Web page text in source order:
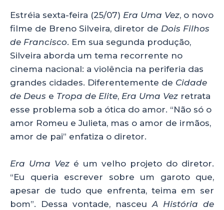
ts
A
p
p
e
b
o
o
k
e
dI
n
re
Estréia sexta-feira (25/07) Era Uma Vez, o novo
filme de Breno Silveira, diretor de Dois Filhos
de Francisco. Em sua segunda produção,
Silveira aborda um tema recorrente no
cinema nacional: a violência na periferia das
grandes cidades. Diferentemente de Cidade
de Deus e Tropa de Elite, Era Uma Vez retrata
esse problema sob a ótica do amor. “Não só o
amor Romeu e Julieta, mas o amor de irmãos,
amor de pai” enfatiza o diretor.
Era Uma Vez é um velho projeto do diretor.
“Eu queria escrever sobre um garoto que,
apesar de tudo que enfrenta, teima em ser
bom”. Dessa vontade, nasceuA História de